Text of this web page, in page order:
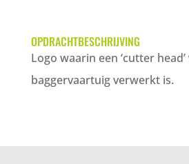
OPDRACHTBESCHRIJVING
Logo waarin een ‘cutter head’
baggervaartuig verwerkt is.